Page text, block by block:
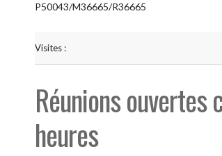
P50043/M36665/R36665
Visites :
Réunions ouvertes
heures